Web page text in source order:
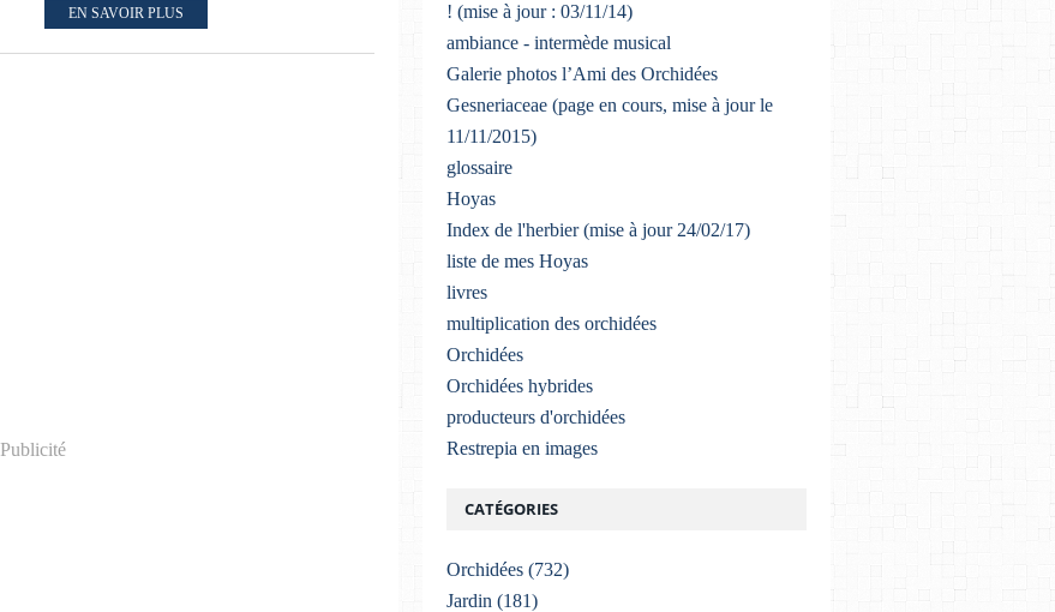
EN SAVOIR PLUS
Publicité
! (mise à jour : 03/11/14)
ambiance - intermède musical
Galerie photos l’Ami des Orchidées
Gesneriaceae (page en cours, mise à jour le
11/11/2015)
glossaire
Hoyas
Index de l'herbier (mise à jour 24/02/17)
liste de mes Hoyas
livres
multiplication des orchidées
Orchidées
Orchidées hybrides
producteurs d'orchidées
Restrepia en images
CATÉGORIES
Orchidées (732)
Jardin (181)